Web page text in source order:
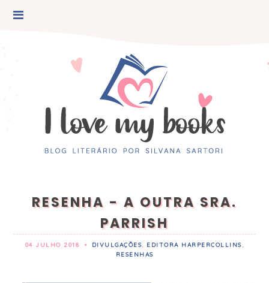
RESENHA - A OUTRA SRA.
PARRISH
04 JULHO 2018 • DIVULGAÇÕES, EDITORA HARPERCOLLINS,
RESENHAS